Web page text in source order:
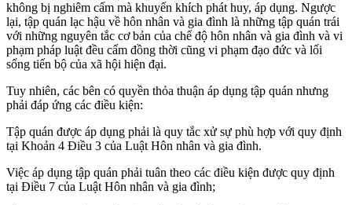
không bị nghiêm cấm mà khuyến khích phát huy, áp dụng. Ngược
lại, tập quán lạc hậu về hôn nhân và gia đình là những tập quán trái
với những nguyên tắc cơ bản của chế độ hôn nhân và gia đình và vi
phạm pháp luật đều cấm đồng thời cũng vi phạm đạo đức và lối
sống tiến bộ của xã hội hiện đại.
Tuy nhiên, các bên có quyền thỏa thuận áp dụng tập quán nhưng
phải đáp ứng các điều kiện:
Tập quán được áp dụng phải là quy tắc xử sự phù hợp với quy định
tại Khoản 4 Điều 3 của Luật Hôn nhân và gia đình.
Việc áp dụng tập quán phải tuân theo các điều kiện được quy định
tại Điều 7 của Luật Hôn nhân và gia đình;